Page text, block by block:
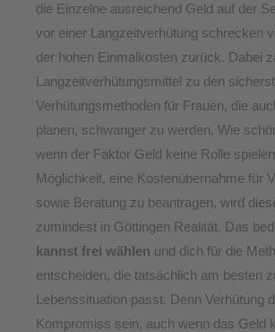
die Einzelne ausreichend Geld auf der
vor einer Langzeitverhütung schrecken
der hohen Einmalkosten zurück. Dabei
Langzeitverhütungsmittel zu den
Verhütungsmethoden für Frauen, die
planen, schwanger zu werden. Wie
wenn der Faktor Geld keine Rolle
Möglichkeit, eine Kostenübernahme für
sowie Beratung zu beantragen, wird
zumindest in Göttingen Realität. Das
kannst frei wählen und dich für die
entscheiden, die tatsächlich am besten
Lebenssituation passt. Denn Verhütung
Kompromiss sein, auch wenn das Geld